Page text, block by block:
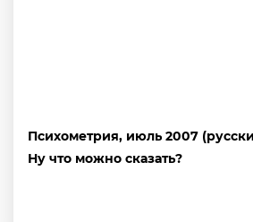
Психометрия, июль 2007
Ну что можно сказать?